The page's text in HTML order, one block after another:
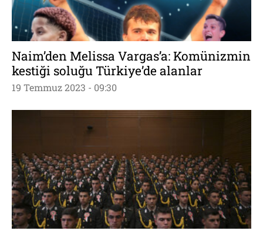
Naim’den Melissa Vargas’a: Komünizmin
kestiği soluğu Türkiye’de alanlar
19 Temmuz 2023 - 09:30